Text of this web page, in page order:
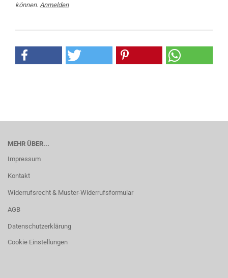
können. Anmelden
MEHR ÜBER...
Impressum
Kontakt
Widerrufsrecht & Muster-Widerrufsformular
AGB
Datenschutzerklärung
Cookie Einstellungen